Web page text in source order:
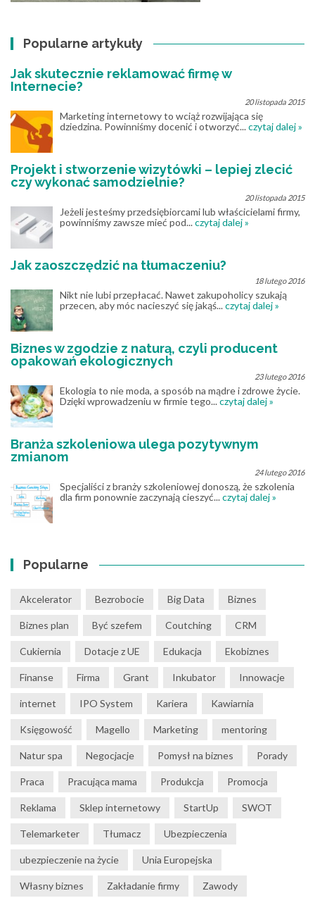
Popularne artykuły
Jak skutecznie reklamować firmę w
Internecie?
20 listopada 2015
Marketing internetowy to wciąż rozwijająca się
dziedzina. Powinniśmy docenić i otworzyć...czytaj dalej »
Projekt i stworzenie wizytówki – lepiej zlecić
czy wykonać samodzielnie?
20 listopada 2015
Jeżeli jesteśmy przedsiębiorcami lub właścicielami firmy,
powinniśmy zawsze mieć pod...czytaj dalej »
Jak zaoszczędzić na tłumaczeniu?
18 lutego 2016
Nikt nie lubi przepłacać. Nawet zakupoholicy szukają
przecen, aby móc nacieszyć się jakąś...czytaj dalej »
Biznes w zgodzie z naturą, czyli producent
opakowań ekologicznych
23 lutego 2016
Ekologia to nie moda, a sposób na mądre i zdrowe życie.
Dzięki wprowadzeniu w firmie tego...czytaj dalej »
Branża szkoleniowa ulega pozytywnym
zmianom
24 lutego 2016
Specjaliści z branży szkoleniowej donoszą, że szkolenia
dla firm ponownie zaczynają cieszyć...czytaj dalej »
Popularne
Akcelerator Bezrobocie Big Data Biznes
Biznes plan Być szefem Coutching CRM
Cukiernia Dotacje z UE Edukacja Ekobiznes
Finanse Firma Grant Inkubator Innowacje
internet IPO System Kariera Kawiarnia
Księgowość Magello Marketing mentoring
Natur spa Negocjacje Pomysł na biznes Porady
Praca Pracująca mama Produkcja Promocja
Reklama Sklep internetowy StartUp SWOT
Telemarketer Tłumacz Ubezpieczenia
ubezpieczenie na życie Unia Europejska
Własny biznes Zakładanie firmy Zawody